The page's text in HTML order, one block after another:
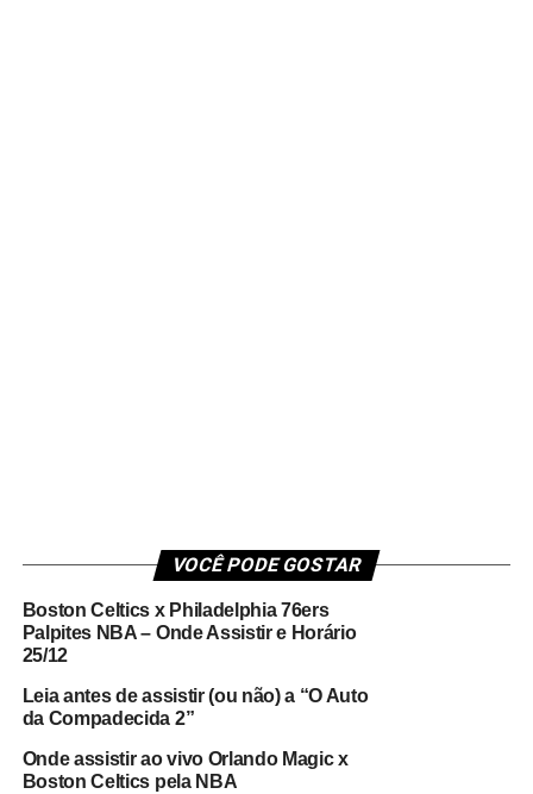
VOCÊ PODE GOSTAR
Boston Celtics x Philadelphia 76ers
Palpites NBA – Onde Assistir e Horário
25/12
Leia antes de assistir (ou não) a “O Auto
da Compadecida 2”
Onde assistir ao vivo Orlando Magic x
Boston Celtics pela NBA